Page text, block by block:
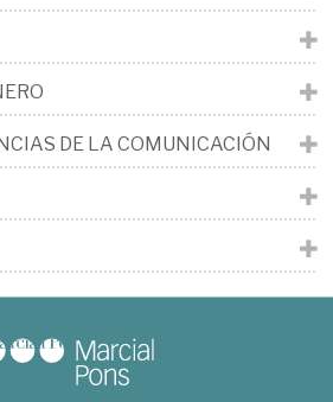
DE LA COMUNICACIÓN